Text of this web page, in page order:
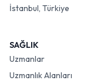
İstanbul, Türkiye
SAĞLIK
Uzmanlar
Uzmanlık Alanları